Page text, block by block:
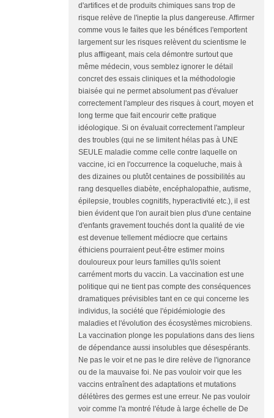
d'artifices et de produits chimiques sans trop de
risque relève de l'ineptie la plus dangereuse. Affirmer
comme vous le faites que les bénéfices l'emportent
largement sur les risques relèvent du scientisme le
plus affligeant, mais cela démontre surtout que
même médecin, vous semblez ignorer le détail
concret des essais cliniques et la méthodologie
biaisée qui ne permet absolument pas d'évaluer
correctement l'ampleur des risques à court, moyen et
long terme que fait encourir cette pratique
idéologique. Si on évaluait correctement l'ampleur
des troubles (qui ne se limitent hélas pas à UNE
SEULE maladie comme celle contre laquelle on
vaccine, ici en l'occurrence la coqueluche, mais à
des dizaines ou plutôt centaines de possibilités au
rang desquelles diabète, encéphalopathie, autisme,
épilepsie, troubles cognitifs, hyperactivité etc.), il est
bien évident que l'on aurait bien plus d'une centaine
d'enfants gravement touchés dont la qualité de vie
est devenue tellement médiocre que certains
éthiciens pourraient peut-être estimer moins
douloureux pour leurs familles qu'ils soient
carrément morts du vaccin. La vaccination est une
politique qui ne tient pas compte des conséquences
dramatiques prévisibles tant en ce qui concerne les
individus, la société que l'épidémiologie des
maladies et l'évolution des écosystèmes microbiens.
La vaccination plonge les populations dans des liens
de dépendance aussi insolubles que désespérants.
Ne pas le voir et ne pas le dire relève de l'ignorance
ou de la mauvaise foi. Ne pas vouloir voir que les
vaccins entraînent des adaptations et mutations
délétères des germes est une erreur. Ne pas vouloir
voir comme l'a montré l'étude à large échelle de De